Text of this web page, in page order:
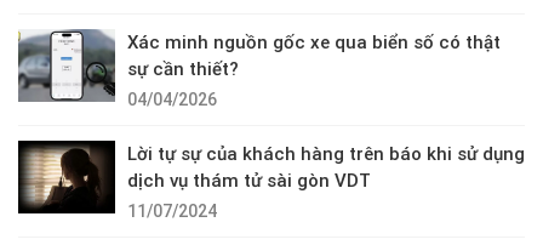
Xác minh nguồn gốc xe qua biển số có thật
sự cần thiết?
04/04/2026
Lời tự sự của khách hàng trên báo khi sử dụng
dịch vụ thám tử sài gòn VDT
11/07/2024